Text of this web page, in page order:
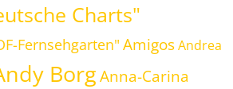
Charts"
Fernsehgarten" Amigos Andrea
Borg Anna-Carina